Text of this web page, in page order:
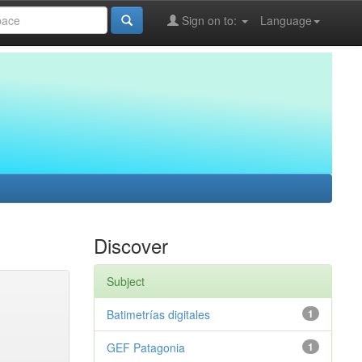
Language
Sign on to:
Discover
Subject
1
Batimetrías digitales
1
GEF Patagonia